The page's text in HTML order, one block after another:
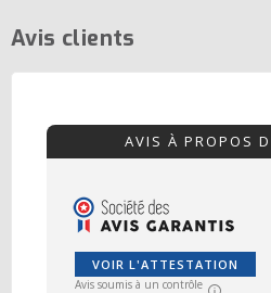
Avis clients
AVIS À PROPOS
VOIR L'ATTESTATION
Avis soumis à un contrôle